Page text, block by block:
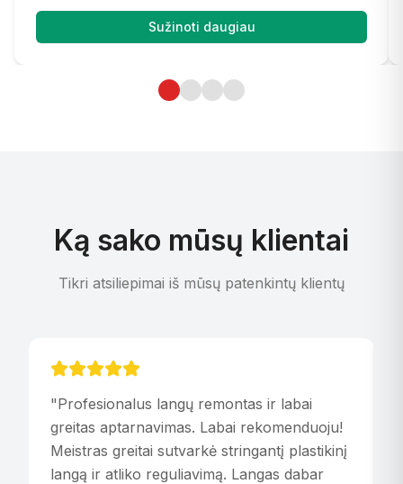
Sužinoti daugiau
Ką sako mūsų klientai
Tikri atsiliepimai iš mūsų patenkintų klientų
"Profesionalus langų remontas ir labai
greitas aptarnavimas. Labai rekomenduoju!
Meistras greitai sutvarkė stringantį plastikinį
langą ir atliko reguliavimą. Langas dabar